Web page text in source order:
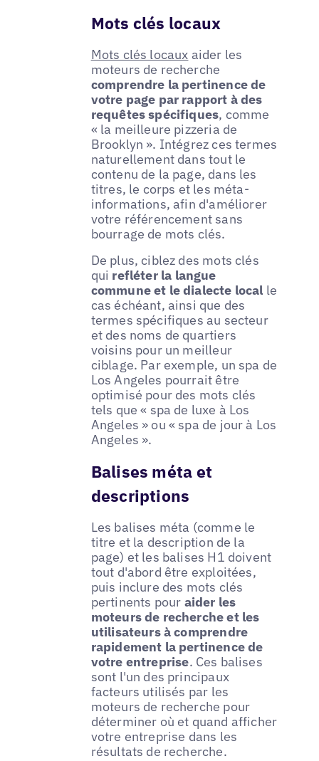
Mots clés locaux
Mots clés locaux aider les
moteurs de recherche
comprendre la pertinence de
votre page par rapport à des
requêtes spécifiques, comme
« la meilleure pizzeria de
Brooklyn ». Intégrez ces termes
naturellement dans tout le
contenu de la page, dans les
titres, le corps et les méta-
informations, afin d'améliorer
votre référencement sans
bourrage de mots clés.
De plus, ciblez des mots clés
qui refléter la langue
commune et le dialecte local le
cas échéant, ainsi que des
termes spécifiques au secteur
et des noms de quartiers
voisins pour un meilleur
ciblage. Par exemple, un spa de
Los Angeles pourrait être
optimisé pour des mots clés
tels que « spa de luxe à Los
Angeles » ou « spa de jour à Los
Angeles ».
Balises méta et
descriptions
Les balises méta (comme le
titre et la description de la
page) et les balises H1 doivent
tout d'abord être exploitées,
puis inclure des mots clés
pertinents pour aider les
moteurs de recherche et les
utilisateurs à comprendre
rapidement la pertinence de
votre entreprise. Ces balises
sont l'un des principaux
facteurs utilisés par les
moteurs de recherche pour
déterminer où et quand afficher
votre entreprise dans les
résultats de recherche.